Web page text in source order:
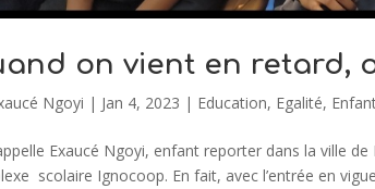
on vient en retard,
Ngoyi | Jan 4, 2023 | Education, Egalité,
Exaucé Ngoyi, enfant reporter dans la ville
scolaire Ignocoop. En fait, avec l’entrée en